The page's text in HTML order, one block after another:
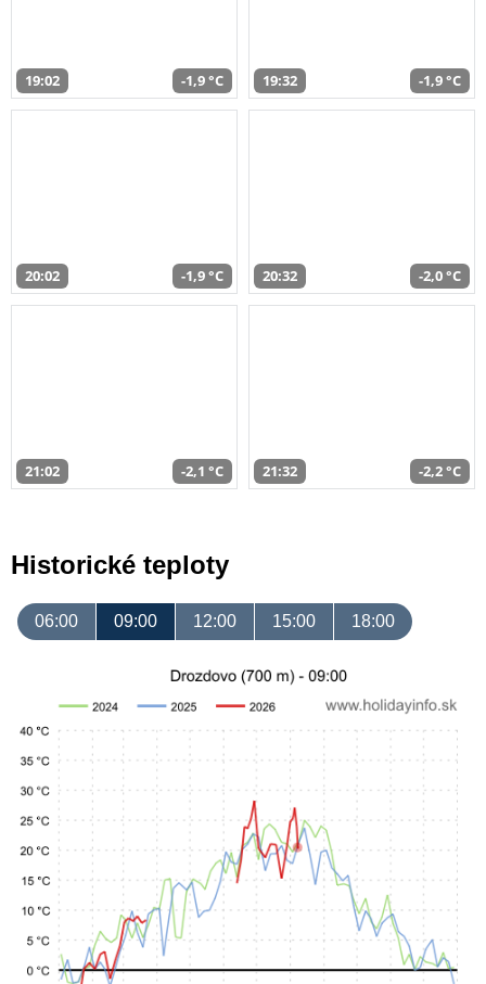
19:02 -1,9 °C 19:32 -1,9 °C
20:02 -1,9 °C 20:32 -2,0 °C
21:02 -2,1 °C 21:32 -2,2 °C
Historické teploty
06:00 09:00 12:00 15:00 18:00